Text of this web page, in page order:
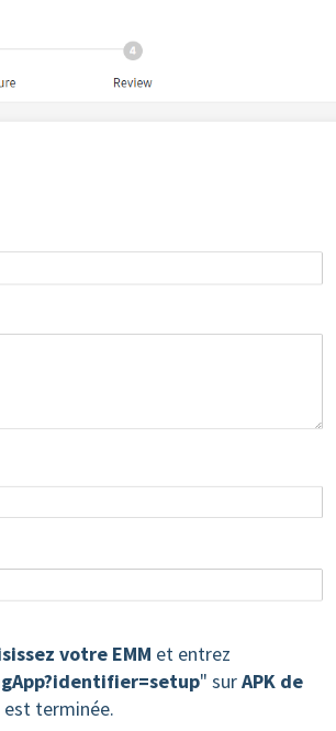
votre EMM et entrez
" surAPK de
terminée.